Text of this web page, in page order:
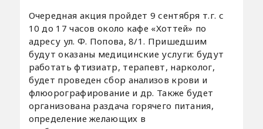
Очередная акция пройдет 9 сентября т.г. с
10 до 17 часов около кафе «Хоттей» по
адресу ул. Ф. Попова, 8/1. Пришедшим
будут оказаны медицинские услуги: будут
работать фтизиатр, терапевт, нарколог,
будет проведен сбор анализов крови и
флюорографирование и др. Также будет
организована раздача горячего питания,
определение желающих в